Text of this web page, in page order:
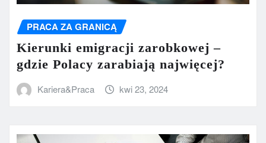
PRACA ZA GRANICĄ
Kierunki emigracji zarobkowej –
gdzie Polacy zarabiają najwięcej?
Kariera&Praca kwi 23, 2024